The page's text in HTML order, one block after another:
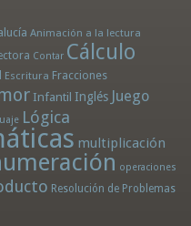
Animación a la lectura
Contar Cálculo
Escritura Fracciones
Infantil Inglés Juego
Lógica
multiplicación
operaciones
Resolución de Problemas